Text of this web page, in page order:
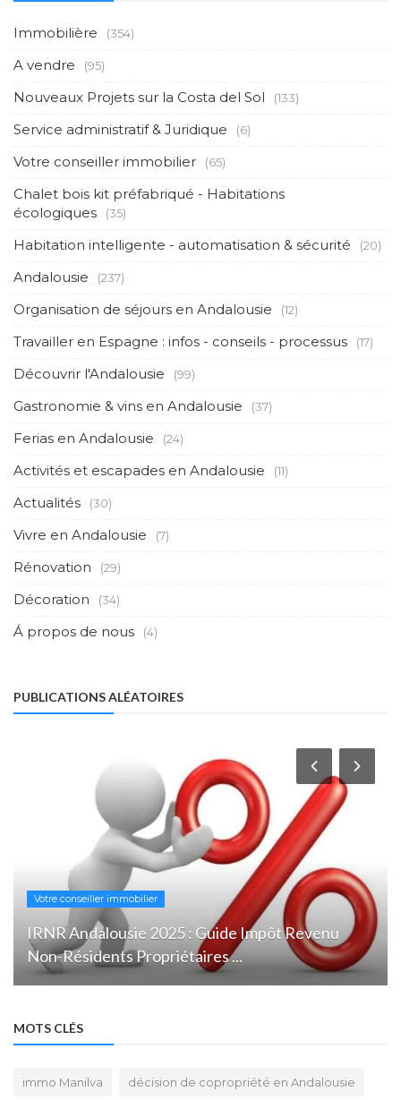
Immobilière (354)
A vendre (95)
Nouveaux Projets sur la Costa del Sol (133)
Service administratif & Juridique (6)
Votre conseiller immobilier (65)
Chalet bois kit préfabriqué - Habitations
écologiques
(35)
Habitation intelligente - automatisation & sécurité (20)
Andalousie (237)
Organisation de séjours en Andalousie (12)
Travailler en Espagne : infos - conseils - processus (17)
Découvrir l'Andalousie (99)
Gastronomie & vins en Andalousie (37)
Ferias en Andalousie (24)
Activités et escapades en Andalousie (11)
Actualités (30)
Vivre en Andalousie (7)
Rénovation (29)
Décoration (34)
Á propos de nous (4)
PUBLICATIONS ALÉATOIRES
Votre conseiller immobilier
IRNR Andalousie 2025 : Guide Impôt Revenu
Non-Résidents Propriétaires ...
MOTS CLÉS
immo Manilva décision de copropriété en Andalousie